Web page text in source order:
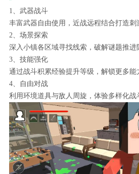
1、武器战斗
丰富武器自由使用，近战远程结合打造刺
2、场景探索
深入小镇各区域寻找线索，破解谜题推进
3、技能强化
通过战斗积累经验提升等级，解锁更多能
4、自由对战
利用环境道具与敌人周旋，体验多样化战